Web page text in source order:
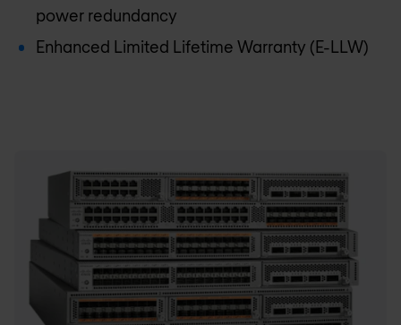
power redundancy
Enhanced Limited Lifetime Warranty (E-LLW)